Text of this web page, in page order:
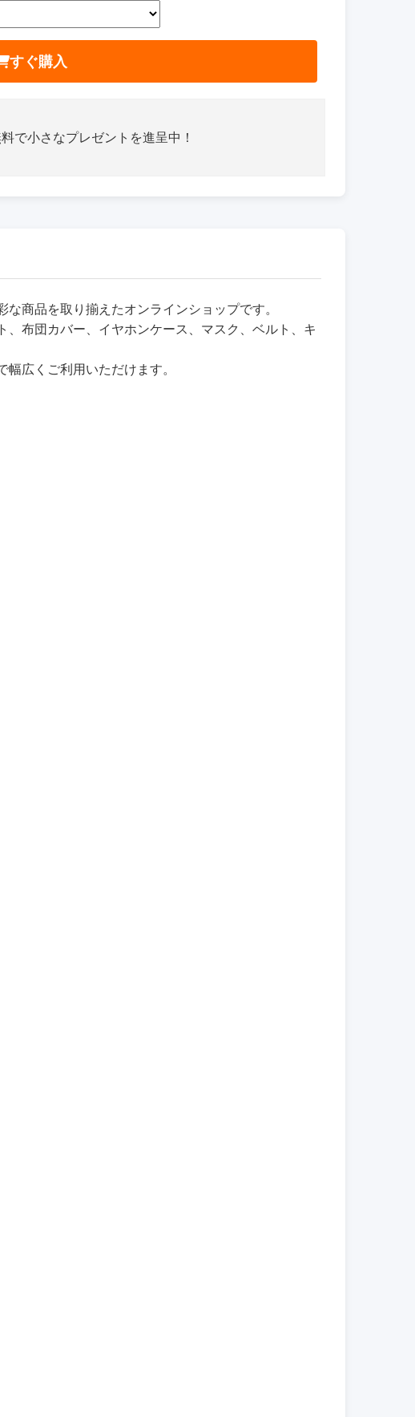
すぐ購入
で小さなプレゼントを進呈中！
商品を取り揃えたオンラインショップです。
布団カバー、イヤホンケース、マスク、ベルト、キ
広くご利用いただけます。